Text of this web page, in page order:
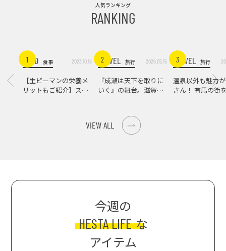
人気ランキング
RANKING
1FOOD 食事 2023.10.16
【生ピーマンの栄養メ
リットもご紹介】スパ
2
TRAVEL 旅行 2026.05.15
『成瀬は天下を取りに
いく』の舞台。滋賀県
3
TRAVEL 旅行
温泉以外も魅力
さん！ 有馬の街
VIEW ALL
今週の
HESTA LIFE な
アイテム